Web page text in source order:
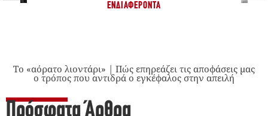
ΕΝΔΙΑΦΈΡΟΝΤΑ
Το «αόρατο λιοντάρι» | Πώς επηρεάζει τις αποφάσεις μας
ο τρόπος που αντιδρά ο εγκέφαλος στην απειλή